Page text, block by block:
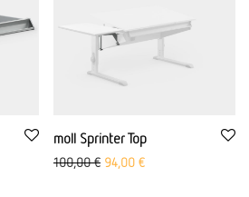
moll Sprinter Top
100,00€ Prezzo originale: 100,00 €
94,00 €Aktueller Preis ist: